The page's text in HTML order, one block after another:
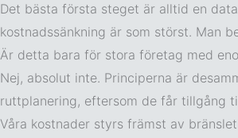
Det bästa första steget är alltid en
kostnadssänkning är som störst. Man
Är detta bara för stora företag med
Nej, absolut inte. Principerna är
ruttplanering, eftersom de får tillgång
Våra kostnader styrs främst av